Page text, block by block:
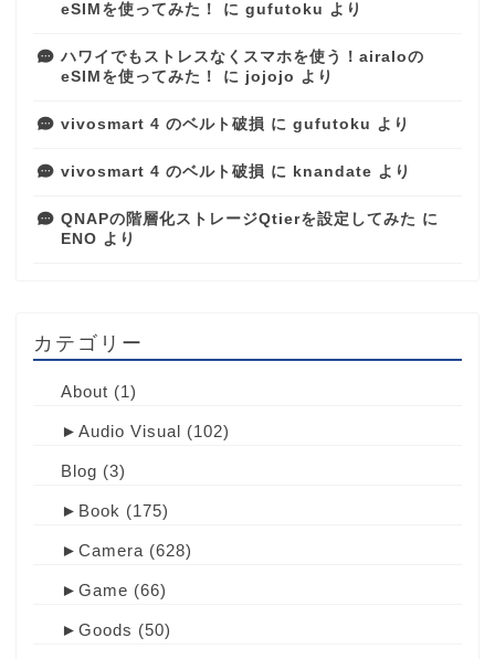
eSIMを使ってみた！
に gufutoku より
ハワイでもストレスなくスマホを使う！airaloの
eSIMを使ってみた！
に jojojo より
vivosmart 4 のベルト破損 に gufutoku より
vivosmart 4 のベルト破損 に knandate より
QNAPの階層化ストレージQtierを設定してみた に
ENO より
カテゴリー
About (1)
► Audio Visual (102)
Blog (3)
► Book (175)
► Camera (628)
► Game (66)
► Goods (50)